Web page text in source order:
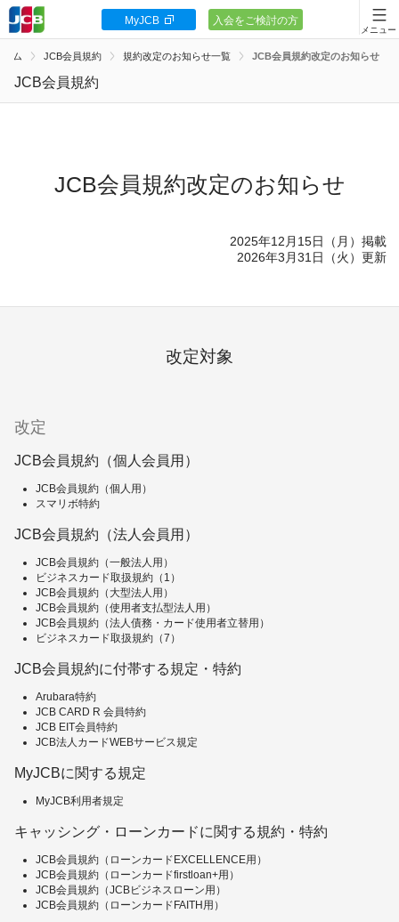
会員向け情報
JCBカードの基本
加盟店のお客様
入会をご検討の方
MyJCB
ーム JCB会員規約 規約改定のお知らせ一覧 JCB会員規約改定のお知らせ
JCB会員規約
JCB会員規約改定のお知らせ
2025年12月15日（月）掲載
2026年3月31日（火）更新
改定対象
改定
JCB会員規約（個人会員用）
JCB会員規約（個人用）
スマリボ特約
JCB会員規約（法人会員用）
JCB会員規約（一般法人用）
ビジネスカード取扱規約（1）
JCB会員規約（大型法人用）
JCB会員規約（使用者支払型法人用）
JCB会員規約（法人債務・カード使用者立替用）
ビジネスカード取扱規約（7）
JCB会員規約に付帯する規定・特約
Arubara特約
JCB CARD R 会員特約
JCB EIT会員特約
JCB法人カードWEBサービス規定
MyJCBに関する規定
MyJCB利用者規定
キャッシング・ローンカードに関する規約・特約
JCB会員規約（ローンカードEXCELLENCE用）
JCB会員規約（ローンカードfirstloan+用）
JCB会員規約（JCBビジネスローン用）
JCB会員規約（ローンカードFAITH用）